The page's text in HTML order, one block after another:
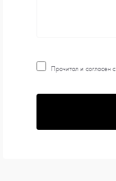
Прочитал и согласен с